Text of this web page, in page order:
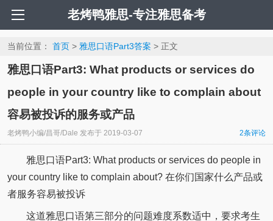
老烤鸭雅思-专注雅思备考
当前位置： 首页> 雅思口语Part3答案 > 正文
雅思口语Part3: What products or services do
people in your country like to complain about
容易被投诉的服务或产品
老烤鸭小编/昌哥/Dale 发布于 2019-03-07 2条评论
雅思口语Part3: What products or services do people in
your country like to complain about? 在你们国家什么产品或
者服务容易被投诉
这道雅思口语第三部分的问题难度系数适中，要求考生